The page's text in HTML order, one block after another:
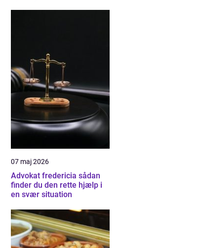
07 maj 2026
Advokat fredericia sådan
finder du den rette hjælp i
en svær situation